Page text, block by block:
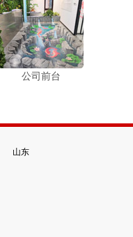
公司前台
山东